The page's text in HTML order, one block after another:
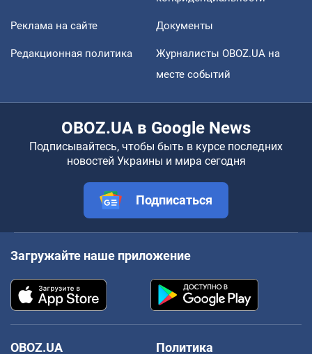
Реклама на сайте Документы
Редакционная политика
Журналисты OBOZ.UA на
месте событий
OBOZ.UA в Google News
Подписывайтесь, чтобы быть в курсе последних
новостей Украины и мира сегодня
Подписаться
Загружайте наше приложение
OBOZ.UA
Политика